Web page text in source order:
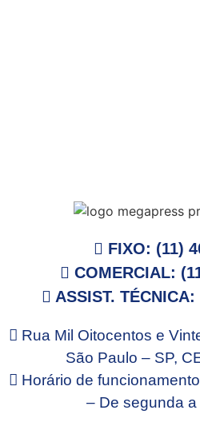
FIXO: (11)
COMERCIAL:
ASSIST.
Rua Mil Oitocentos e
São Paulo – SP,
Horário de
– De segunda